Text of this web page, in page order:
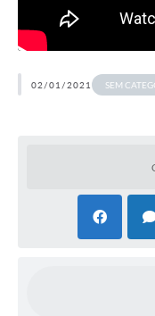
02/01/2021 SEM